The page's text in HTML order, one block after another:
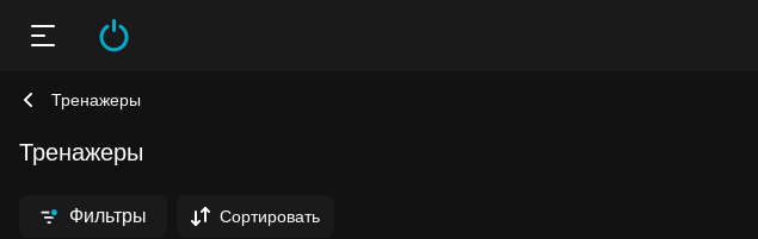
Тренажеры
Тренажеры
Фильтры Сортировать